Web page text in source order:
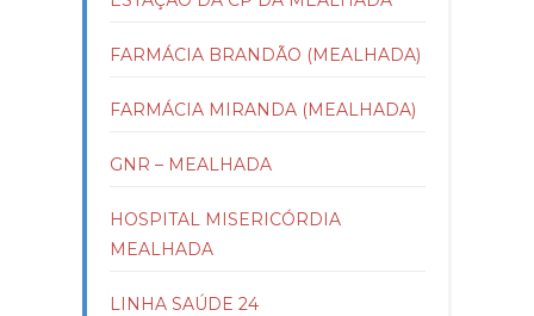
FARMÁCIA BRANDÃO (MEALHADA)
FARMÁCIA MIRANDA (MEALHADA)
GNR – MEALHADA
HOSPITAL MISERICÓRDIA
MEALHADA
LINHA SAÚDE 24